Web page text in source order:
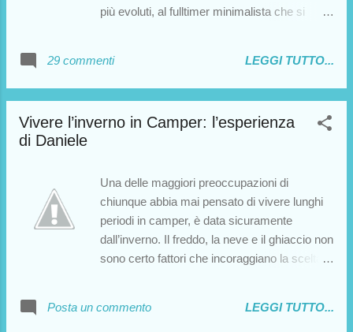
più evoluti, al fulltimer minimalista che si
Tuttavia, quale che sia il nostro “camper-
style”, è indubbio che la vita in camper,
lunghi, comporti una serie di disagi che solo i
ci offre molte opinioni sull’argomento della
vita da fulltimer, preziosi consigli, e
soprattutto una vasta panoramica di
accessori da installare sul mezzo, utilissimi
per chiunque ami la vita su quattro ruote.
29 commenti LEGGI TUTTO...
Vivere l’inverno in Camper: l’esperienza
di Daniele
Una delle maggiori preoccupazioni di
chiunque abbia mai pensato di vivere lunghi
periodi in camper, è data sicuramente
dall’inverno. Il freddo, la neve e il ghiaccio non
sono certo fattori che incoraggiano la scelta
poterli visionare tutti è sufficiente scrivere la
Posta un commento LEGGI TUTTO...